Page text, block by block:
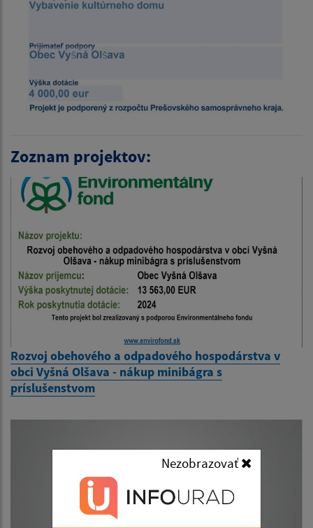
Nezobrazovať
Zoznam projektov:
Rozvoj obehového a odpadového hospodárstva v
obci Vyšná Olšava - nákup minibágra s
príslušenstvom